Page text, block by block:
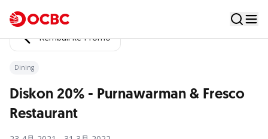
Kembali ke Promo
Dining
Diskon 20% - Purnawarman & Fresco
Restaurant